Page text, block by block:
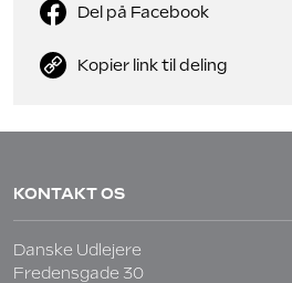
Del på Facebook
Kopier link til deling
KONTAKT OS
Danske Udlejere
Fredensgade 30